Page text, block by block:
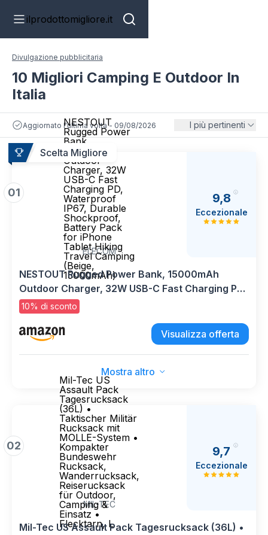
ilprodottomigliore.it
Divulgazione pubblicitaria
10 Migliori Camping E Outdoor In
Italia
Aggiornato l'ultima volta - 09/08/2026 I più pertinenti
Scelta Migliore
01
NESTOUT
Rugged Power
Bank,
15000mAh
Outdoor
Charger, 32W
USB-C Fast
Charging PD,
Waterproof
IP67, Durable
Shockproof,
Battery Pack
for iPhone
Tablet Hiking
Travel Camping
(Beige,
15000mAh)
ELECOM
9,8
Eccezionale
NESTOUT Rugged Power Bank, 15000mAh
Outdoor Charger, 32W USB-C Fast Charging PD,
Waterproof IP67, Durable Shockproof, Battery
Pack for iPhone Tablet Hiking Travel Camping
(Beige, 15000mAh)
10% di sconto
Visualizza offerta
Mostra altro
02
Mil-Tec US
Assault Pack
Tagesrucksack
(36L) •
Taktischer Militär
Rucksack mit
MOLLE-System •
Kompakter
Bundeswehr
Rucksack,
Wanderrucksack,
Reiserucksack
für Outdoor,
Camping &
Einsatz •
Flecktarn, L
MIL-TEC
9,7
Eccezionale
Mil-Tec US Assault Pack Tagesrucksack (36L) •